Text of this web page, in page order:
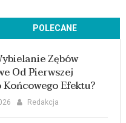
POLECANE
Zębów
Od Pierwszej
Efektu?
Redakcja